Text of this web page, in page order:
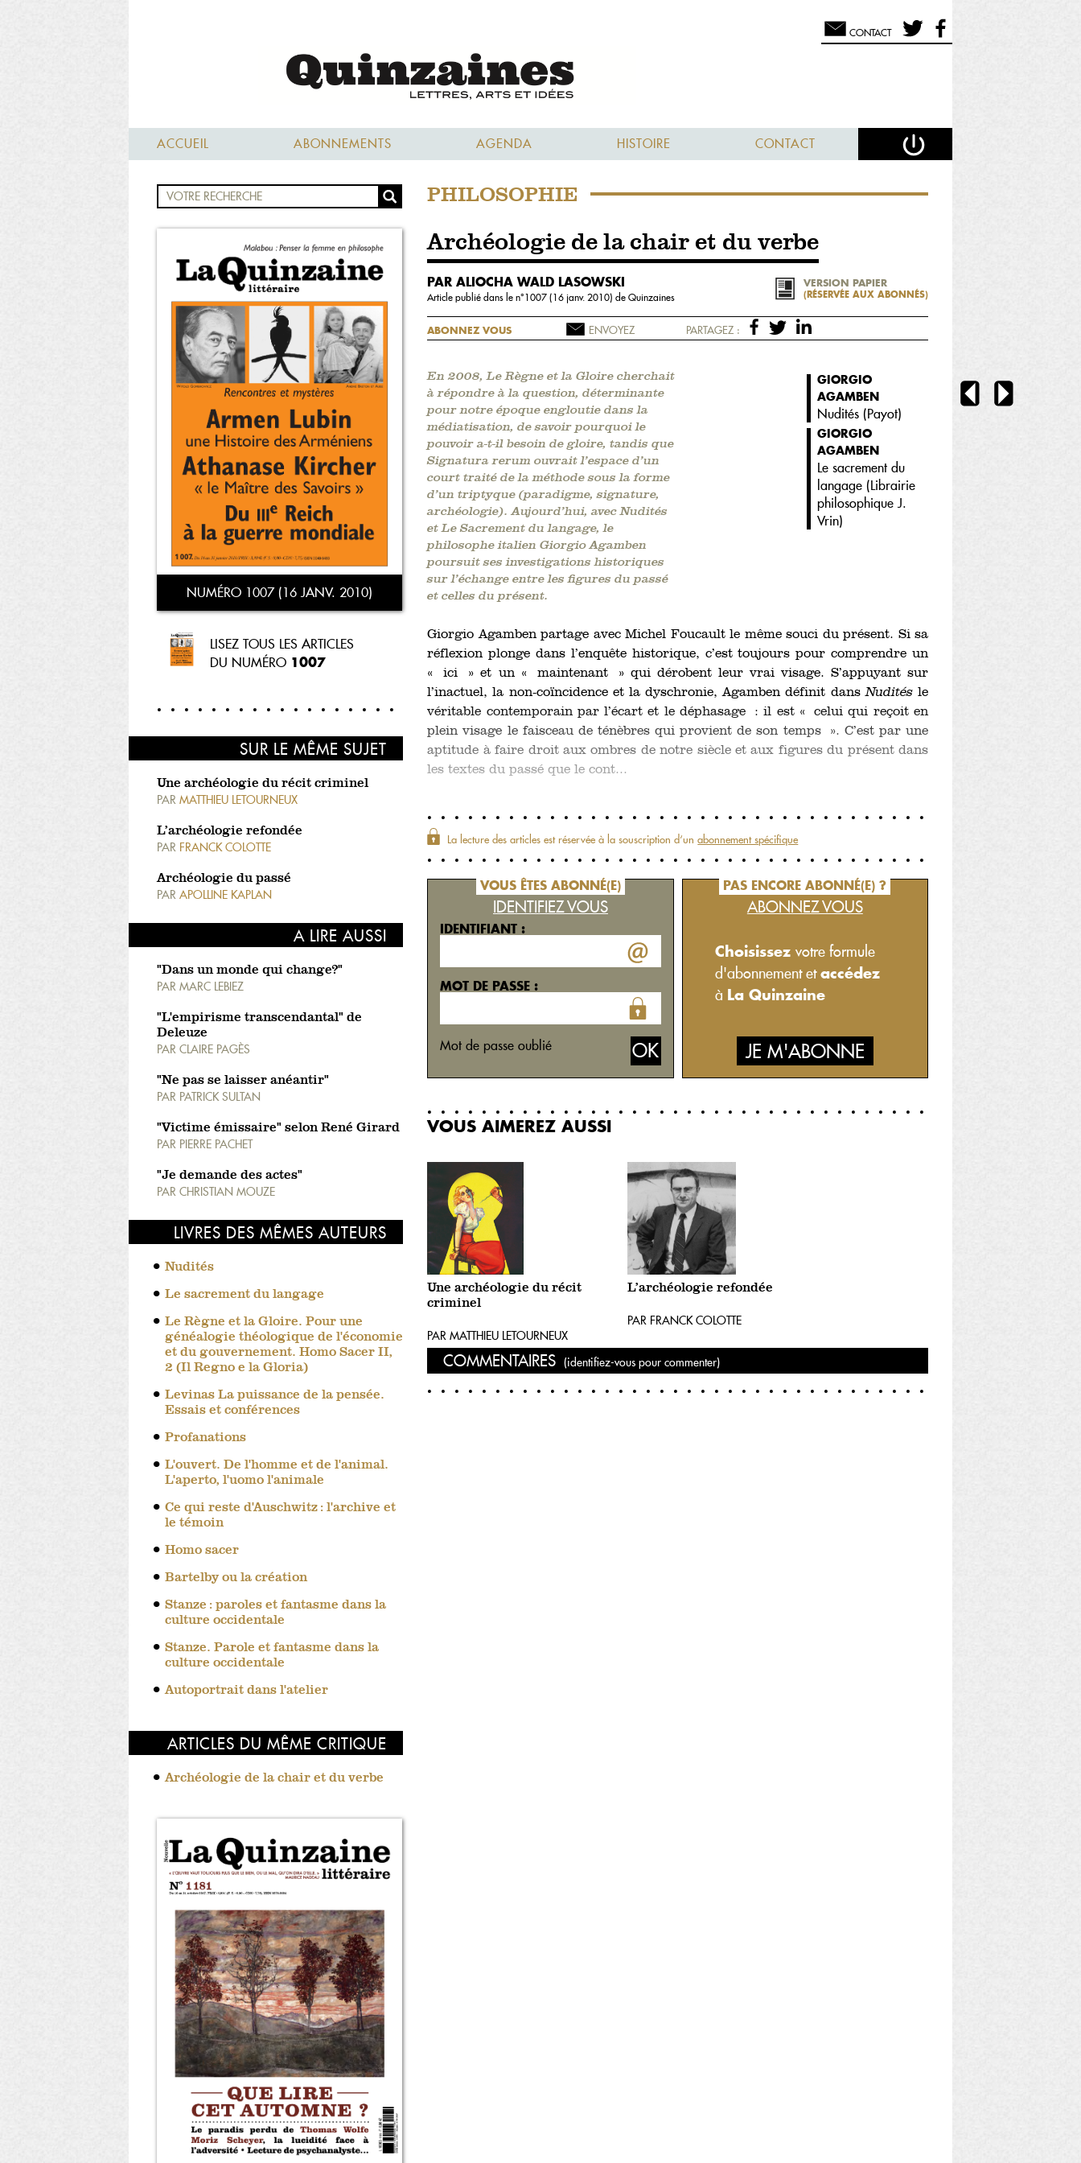
CONTACT
ACCUEIL ABONNEMENTS AGENDA HISTOIRE CONTACT
NUMÉRO 1007 (16 JANV. 2010)
LISEZ TOUS LES ARTICLES
DU NUMÉRO 1007
SUR LE MÊME SUJET
Une archéologie du récit criminel
PAR MATTHIEU LETOURNEUX
L’archéologie refondée
PAR FRANCK COLOTTE
Archéologie du passé
PAR APOLLINE KAPLAN
A LIRE AUSSI
"Dans un monde qui change?"
PAR MARC LEBIEZ
"L'empirisme transcendantal" de
Deleuze
PAR CLAIRE PAGÈS
"Ne pas se laisser anéantir"
PAR PATRICK SULTAN
"Victime émissaire" selon René Girard
PAR PIERRE PACHET
"Je demande des actes"
PAR CHRISTIAN MOUZE
LIVRES DES MÊMES AUTEURS
Nudités
Le sacrement du langage
Le Règne et la Gloire. Pour une
généalogie théologique de l'économie
et du gouvernement. Homo Sacer II,
2 (Il Regno e la Gloria)
Levinas La puissance de la pensée.
Essais et conférences
Profanations
L'ouvert. De l'homme et de l'animal.
L'aperto, l'uomo l'animale
Ce qui reste d'Auschwitz : l'archive et
le témoin
Homo sacer
Bartelby ou la création
Stanze : paroles et fantasme dans la
culture occidentale
Stanze. Parole et fantasme dans la
culture occidentale
Autoportrait dans l'atelier
ARTICLES DU MÊME CRITIQUE
Archéologie de la chair et du verbe
PHILOSOPHIE
Archéologie de la chair et du verbe
PAR ALIOCHA WALD LASOWSKI
Article publié dans le n°1007 (16 janv. 2010)de Quinzaines
VERSION PAPIER
(RÉSERVÉE AUX ABONNÉS)
ABONNEZ VOUS ENVOYEZ PARTAGEZ :
En 2008, Le Règne et la Gloire cherchait
à répondre à la question, déterminante
pour notre époque engloutie dans la
médiatisation, de savoir pourquoi le
pouvoir a-t-il besoin de gloire, tandis que
Signatura rerum ouvrait l’espace d’un
court traité de la méthode sous la forme
d’un triptyque (paradigme, signature,
archéologie). Aujourd’hui, avec Nudités
et Le Sacrement du langage, le
philosophe italien Giorgio Agamben
poursuit ses investigations historiques
sur l’échange entre les figures du passé
et celles du présent.
GIORGIO
AGAMBEN
Nudités (Payot)
GIORGIO
AGAMBEN
Le sacrement du
langage (Librairie
philosophique J.
Vrin)
Giorgio Agamben partage avec Michel Foucault le même souci du présent. Si sa
réflexion plonge dans l’enquête historique, c’est toujours pour comprendre un
« ici » et un « maintenant » qui dérobent leur vrai visage. S’appuyant sur
l’inactuel, la non-coïncidence et la dyschronie, Agamben définit dansNuditésle
véritable contemporain par l’écart et le déphasage : il est « celui qui reçoit en
plein visage le faisceau de ténèbres qui provient de son temps ». C’est par une
aptitude à faire droit aux ombres de notre siècle et aux figures du présent dans
les textes du passé que le cont...
La lecture des articles est réservée à la souscription d‘unabonnement spécifique
VOUS ÊTES ABONNÉ(E)
IDENTIFIEZ VOUS
IDENTIFIANT :
MOT DE PASSE :
Mot de passe oublié
PAS ENCORE ABONNÉ(E) ?
ABONNEZ VOUS
Choisissez votre formule
d'abonnement etaccédez
à La Quinzaine
JE M'ABONNE
VOUS AIMEREZ AUSSI
Une archéologie du récit
criminel
PAR MATTHIEU LETOURNEUX
L’archéologie refondée
PAR FRANCK COLOTTE
COMMENTAIRES(identifiez-vous pour commenter)